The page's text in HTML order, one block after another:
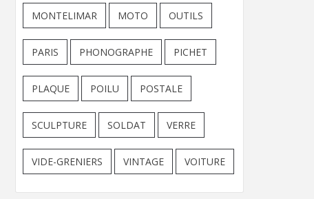
MONTELIMAR MOTO OUTILS
PARIS PHONOGRAPHE PICHET
PLAQUE POILU POSTALE
SCULPTURE SOLDAT VERRE
VIDE-GRENIERS VINTAGE VOITURE